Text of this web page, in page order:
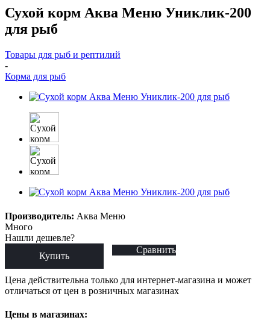
Сухой корм Аква Меню Униклик-200
для рыб
Товары для рыб и рептилий
-
Корма для рыб
Производитель: Аква Меню
Много
Нашли дешевле?
Купить
Сравнить
Цена действительна только для интернет-магазина и может
отличаться от цен в розничных магазинах
Цены в магазинах: